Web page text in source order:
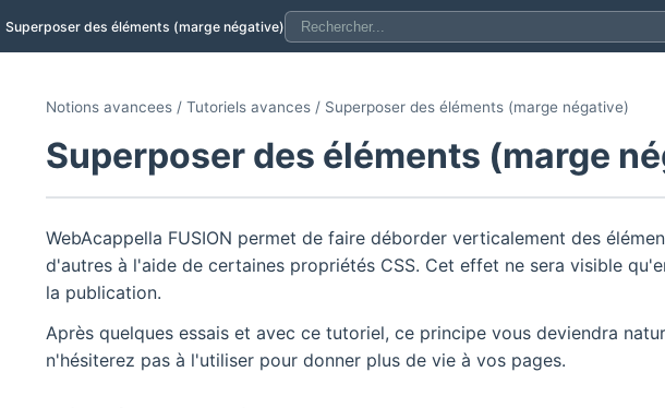
Superposer des éléments (marge négative)
Notions avancees / Tutoriels avances / Superposer des éléments (marge négative)
Superposer des éléments (marge
WebAcappella FUSION permet de faire déborder verticalement des
d'autres à l'aide de certaines propriétés CSS. Cet effet ne sera visible
la publication.
Après quelques essais et avec ce tutoriel, ce principe vous deviendra
n'hésiterez pas à l'utiliser pour donner plus de vie à vos pages.